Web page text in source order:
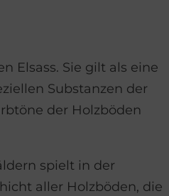
Elsass. Sie gilt als eine
Substanzen der
der Holzböden
spielt in der
aller Holzböden, die